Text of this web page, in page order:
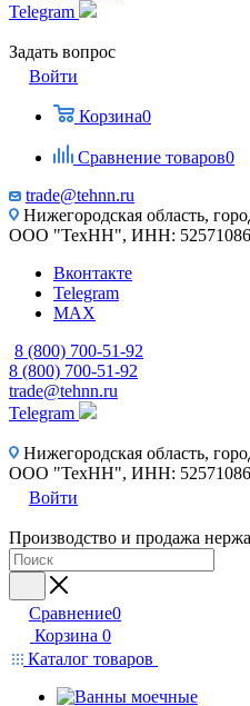
Telegram
Задать вопрос
Войти
Корзина0
Сравнение товаров0
trade@tehnn.ru
Нижегородская область,
ООО "ТехНН", ИНН:
Вконтакте
Telegram
MAX
8 (800) 700-51-92
8 (800) 700-51-92
trade@tehnn.ru
Telegram
Нижегородская область,
ООО "ТехНН", ИНН:
Войти
Производство и продажа
Сравнение0
Корзина 0
Каталог товаров